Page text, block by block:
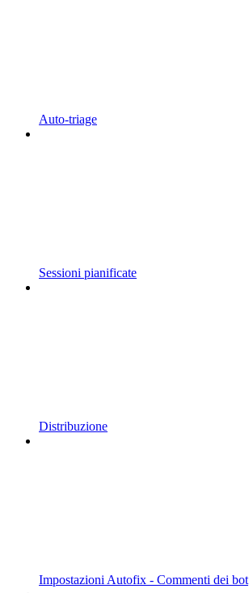
Auto-triage
Sessioni pianificate
Distribuzione
Impostazioni Autofix - Commenti dei bot